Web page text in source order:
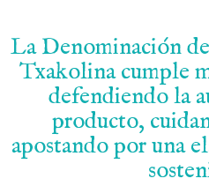
La Denominación
Txakolina cumple
defendiendo la
producto,
apostando por una